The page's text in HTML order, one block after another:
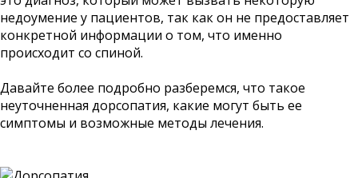
недоумение у пациентов, так как он не предоставляет
конкретной информации о том, что именно
происходит со спиной.
Давайте более подробно разберемся, что такое
неуточненная дорсопатия, какие могут быть ее
симптомы и возможные методы лечения.